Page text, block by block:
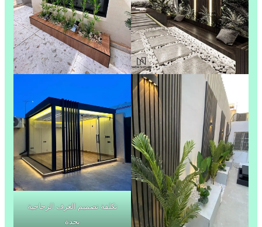
تكلفة تصميم الغرف الزجاجية
بجدة